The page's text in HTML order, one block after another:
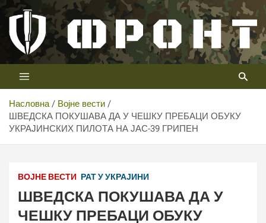
Скип
цонтент
Телевизија ФРОНТ
Први војни канал у Србији
Насловна
Војне вести
ШВЕДСКА ПОКУШАВА ДА У ЧЕШКУ ПРЕБАЦИ ОБУКУ
УКРАЈИНСКИХ ПИЛОТА НА ЈАС-39 ГРИПЕН
ВОЈНЕ ВЕСТИ РАТ У УКРАЈИНИ
ШВЕДСКА ПОКУШАВА ДА У
ЧЕШКУ ПРЕБАЦИ ОБУКУ